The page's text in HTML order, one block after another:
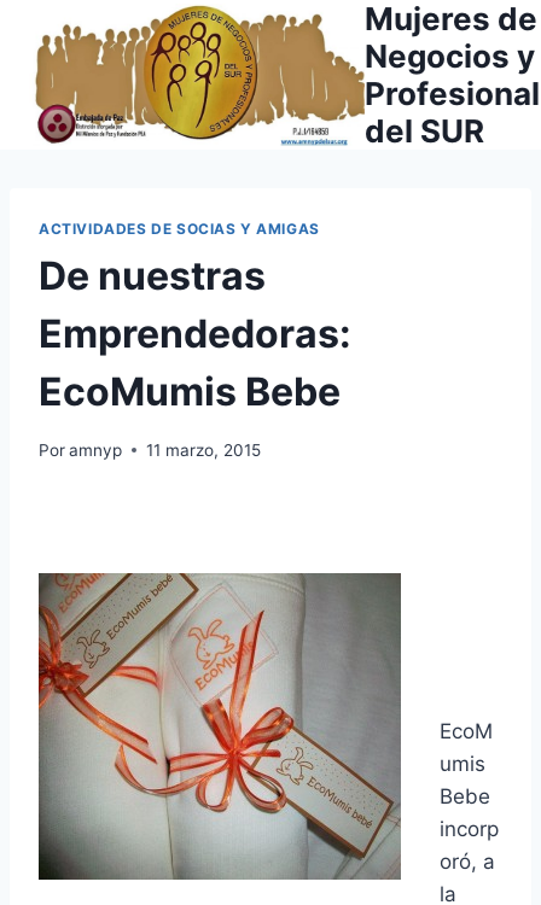
contenido
Mujeres de
Negocios y
del SUR
ACTIVIDADES DE SOCIAS Y AMIGAS
De nuestras
Emprendedoras:
EcoMumis Bebe
Poramnyp 11 marzo, 2015
EcoM
umis
Bebe
incorp
oró, a
la